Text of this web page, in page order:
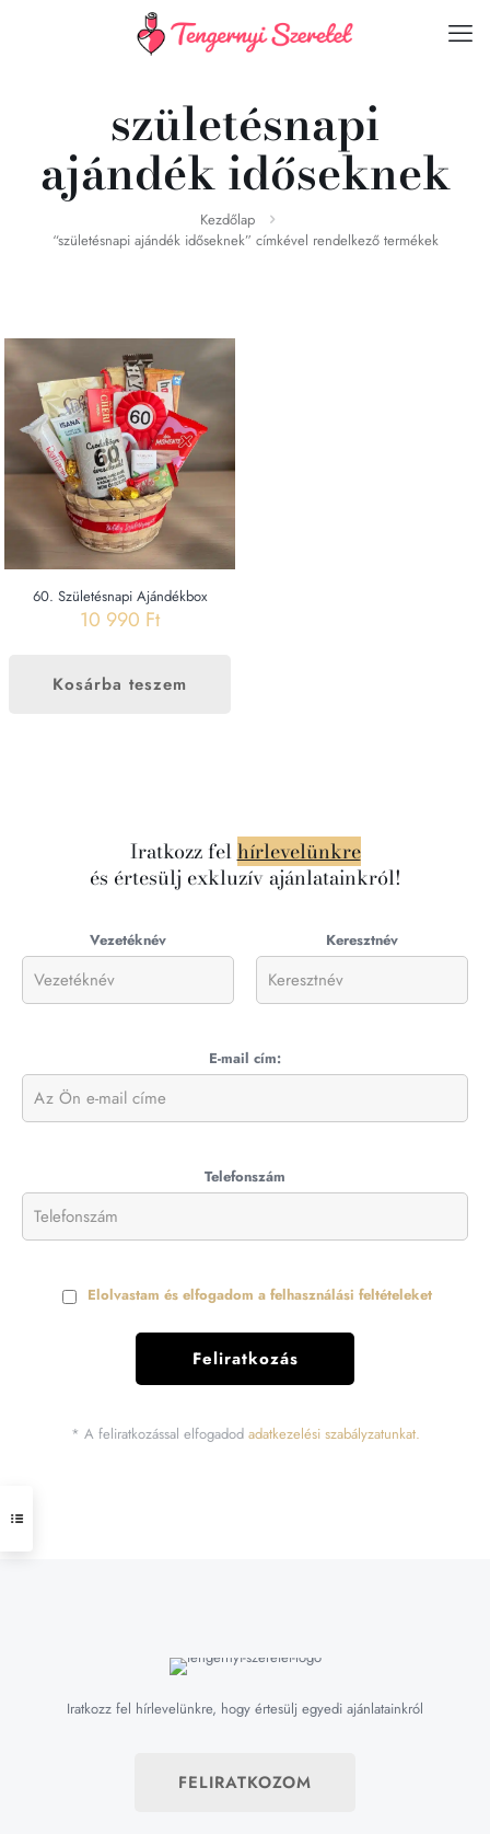
születésnapi
ajándék időseknek
Kezdőlap
“születésnapi ajándék időseknek” címkével rendelkező termékek
60. Születésnapi Ajándékbox
10 990 Ft
Kosárba teszem
Iratkozz felhírlevelünkre
és értesülj exkluzív ajánlatainkról!
Vezetéknév Keresztnév
E-mail cím:
Telefonszám
Elolvastam és elfogadom a felhasználási feltételeket
* A feliratkozással elfogadod adatkezelési szabályzatunkat.
Iratkozz fel hírlevelünkre, hogy értesülj egyedi ajánlatainkról
FELIRATKOZOM